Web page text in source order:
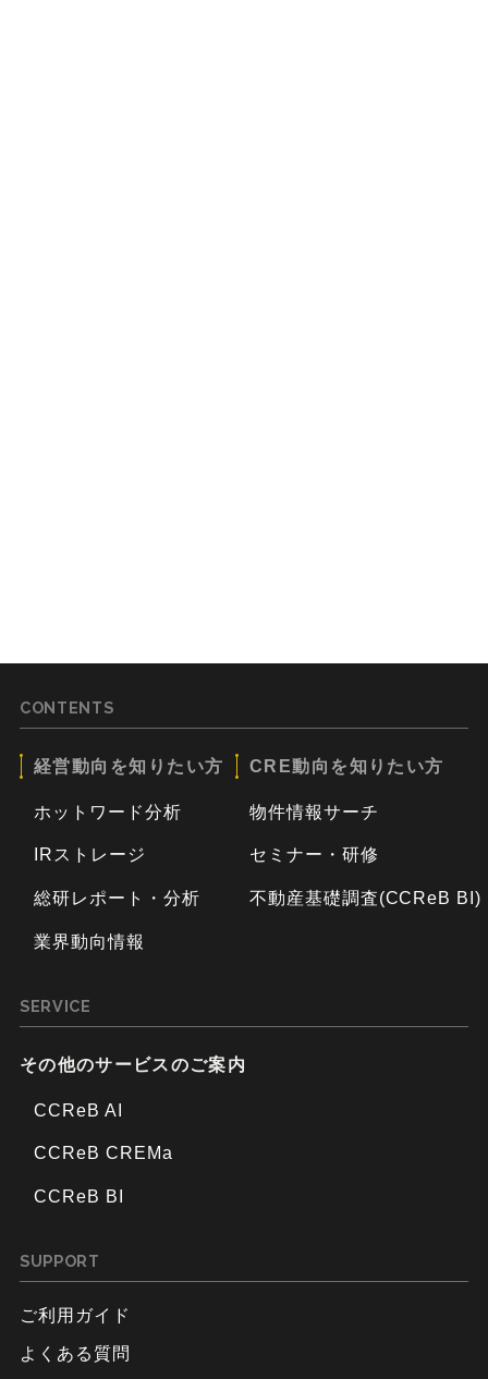
CONTENTS
経営動向を知りたい方
ホットワード分析
IRストレージ
総研レポート・分析
業界動向情報
CRE動向を知りたい方
物件情報サーチ
セミナー・研修
不動産基礎調査(CCReB BI)
SERVICE
その他のサービスのご案内
CCReB AI
CCReB CREMa
CCReB BI
SUPPORT
ご利用ガイド
よくある質問